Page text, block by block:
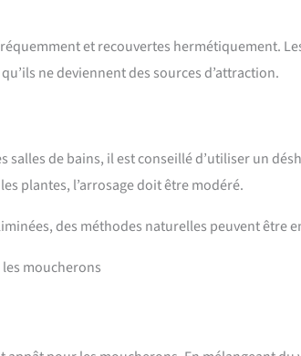
et recouvertes hermétiquement.
ne deviennent des sources d’attraction.
salles de bains, il est conseillé d’utiliser un
plantes, l’arrosage doit être modéré.
des méthodes naturelles peuvent être
moucherons